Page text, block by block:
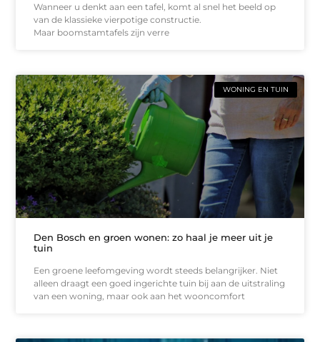
Wanneer u denkt aan een tafel, komt al snel het beeld op
van de klassieke vierpotige constructie.
Maar boomstamtafels zijn verre
WONING EN TUIN
Den Bosch en groen wonen: zo haal je meer uit je
tuin
Een groene leefomgeving wordt steeds belangrijker. Niet
alleen draagt een goed ingerichte tuin bij aan de uitstraling
van een woning, maar ook aan het wooncomfort